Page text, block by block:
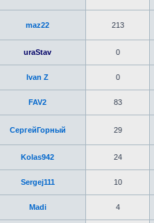
maz22 213
uraStav 0
Ivan Z 0
FAV2 83
СергейГорный 29
Kolas942 24
Sergej111 10
Madi 4